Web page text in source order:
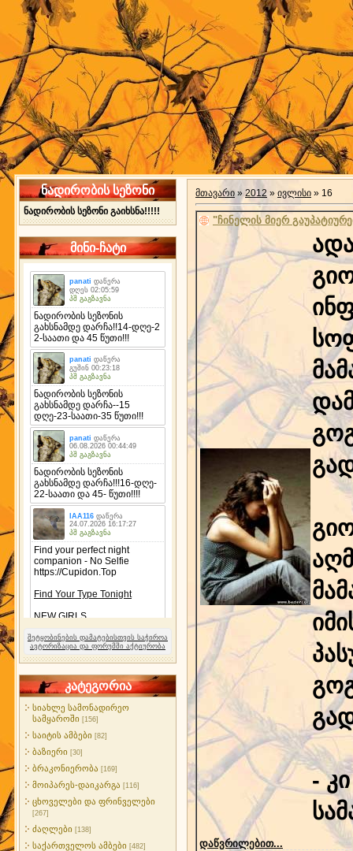
ნადირობის სეზონი
ნადირობის სეზონი გაიხსნა!!!!!
მინი-ჩატი
შეტყობინების დამატებისთვის საჭიროა
ავტორიზაცია და ფორუმში აქტიურობა
კატეგორია
სიახლე სამონადირეო
სამყაროში [156]
საიტის ამბები [82]
ბაზიერი [30]
ბრაკონიერობა [169]
მოიპარეს-დაიკარგა [116]
ცხოველები და ფრინველები
[267]
ძაღლები [138]
საქართველოს ამბები [482]
მთავარი » 2012 » ივლისი » 16
"ჩინელის მიერ
-
დაწვრილებით...